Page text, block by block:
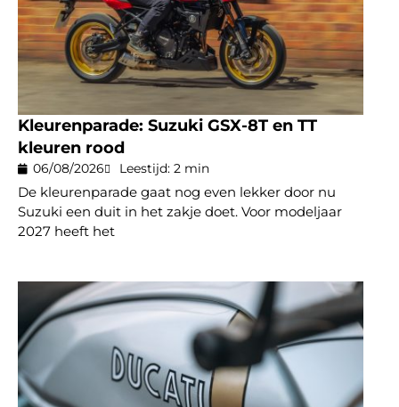
Kleurenparade: Suzuki GSX-8T en TT
kleuren rood
06/08/2026 Leestijd: 2 min
De kleurenparade gaat nog even lekker door nu
Suzuki een duit in het zakje doet. Voor modeljaar
2027 heeft het